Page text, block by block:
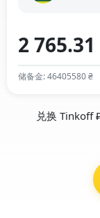
储备金: 46405580 ₴
兑换 Tinkoff